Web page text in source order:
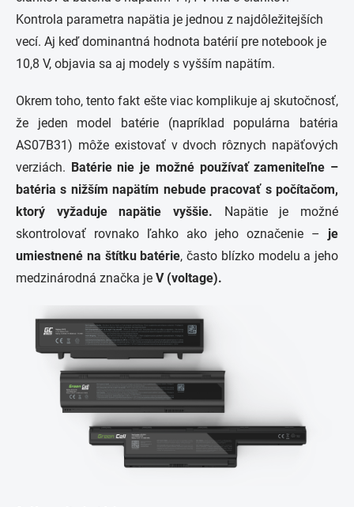
Kontrola parametra napätia je jednou z najdôležitejších
vecí. Aj keď dominantná hodnota batérií pre notebook je
10,8 V, objavia sa aj modely s vyšším napätím.
Okrem toho, tento fakt ešte viac komplikuje aj skutočnosť,
že jeden model batérie (napríklad populárna batéria
AS07B31) môže existovať v dvoch rôznych napäťových
verziách. Batérie nie je možné používať zameniteľne –
batéria s nižším napätím nebude pracovať s počítačom,
ktorý vyžaduje napätie vyššie. Napätie je možné
skontrolovať rovnako ľahko ako jeho označenie – je
umiestnené na štítku batérie, často blízko modelu a jeho
medzinárodná značka je V (voltage).